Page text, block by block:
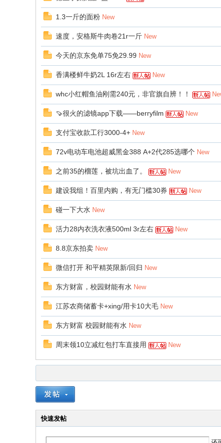
1.3一斤的面粉 New
速度，安格斯牛肉卷21r一斤 New
今天的京东免单75免29.99 New
香满楼鲜牛奶2L 16r左右 New
whc小红帽鱼油刚需240元，非官旗自辨！！
🍠很火的滤镜app下载——berryfilm New
支付宝收款工行3000-4+ New
72v电动车电池超威黑金388 A+2代285选哪个 New
之前35的榴莲，被坑出血了。 New
建设我组！百里内购，有无门槛30券 New
碰一下大水 New
活力28内衣洗衣液500ml 3r左右 New
8.8京东拍卖 New
微信打开 和平精英限新/回归 New
东方财富，校园财能有水 New
江苏农商储蓄卡+xing/用卡10大毛 New
东方财富 校园财能有水 New
周末领10立减红包打车直接用 New
快速发帖